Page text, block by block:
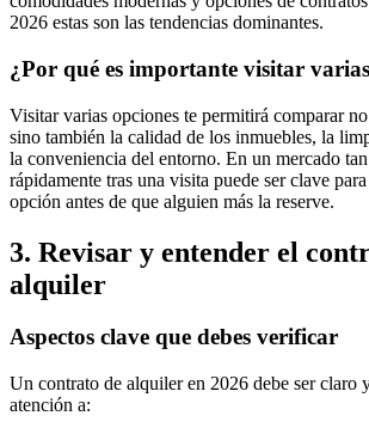
2026 estas son las tendencias dominantes.
¿Por qué es importante visitar
Visitar varias opciones te permitirá comparar
sino también la calidad de los inmuebles, la
la conveniencia del entorno. En un mercado
rápidamente tras una visita puede ser clave
opción antes de que alguien más la reserve.
3. Revisar y entender el
alquiler
Aspectos clave que debes verificar
Un contrato de alquiler en 2026 debe ser claro
atención a: